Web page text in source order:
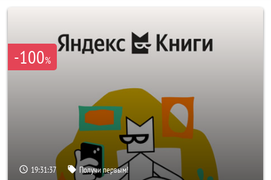
-100%
19:31:37 Получи первым!